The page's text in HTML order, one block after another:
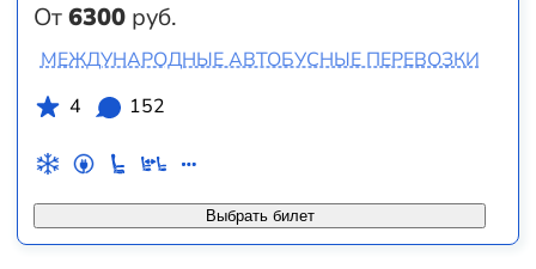
От6300 руб.
Выбрать билет
МЕЖДУНАРОДНЫЕ АВТОБУСНЫЕ ПЕРЕВОЗКИ
4
152